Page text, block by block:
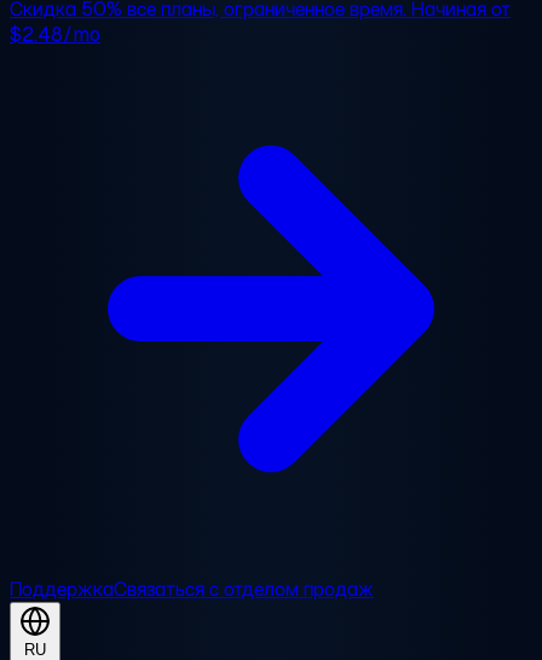
Скидка 50% все планы, ограниченное время. Начиная от
$2.48/mo
ПоддержкаСвязаться с отделом продаж
RU